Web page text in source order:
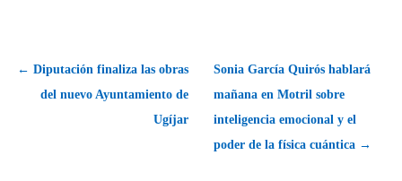
← Diputación finaliza las obras
del nuevo Ayuntamiento de
Ugíjar
Sonia García Quirós hablará
mañana en Motril sobre
inteligencia emocional y el
poder de la física cuántica →